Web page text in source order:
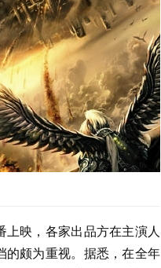
映，各家出品方在主演人
的颇为重视。据悉，在全年